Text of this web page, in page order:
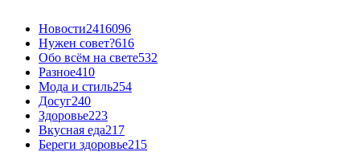
Новости2416096
Нужен совет?616
Обо всём на свете532
Разное410
Мода и стиль254
Досуг240
Здоровье223
Вкусная еда217
Береги здоровье215